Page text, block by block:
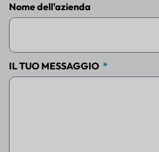
Nome dell'azienda
IL TUO MESSAGGIO